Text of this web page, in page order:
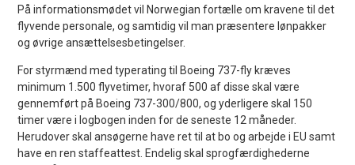
På informationsmødet vil Norwegian fortælle om kravene til det
flyvende personale, og samtidig vil man præsentere lønpakker
og øvrige ansættelsesbetingelser.
For styrmænd med typerating til Boeing 737-fly kræves
minimum 1.500 flyvetimer, hvoraf 500 af disse skal være
gennemført på Boeing 737-300/800, og yderligere skal 150
timer være i logbogen inden for de seneste 12 måneder.
Herudover skal ansøgerne have ret til at bo og arbejde i EU samt
have en ren staffeattest. Endelig skal sprogfærdighederne